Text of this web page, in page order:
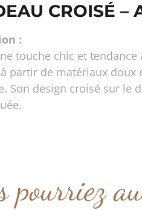
CROISÉ –
:
touche chic et
partir de matériaux
Son design croisé sur le
pourriez